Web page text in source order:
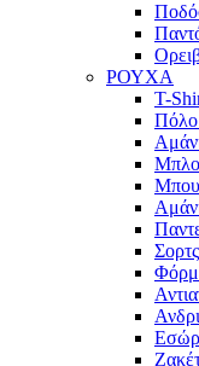
ΡΟΥΧΑ
T-
Πόλο